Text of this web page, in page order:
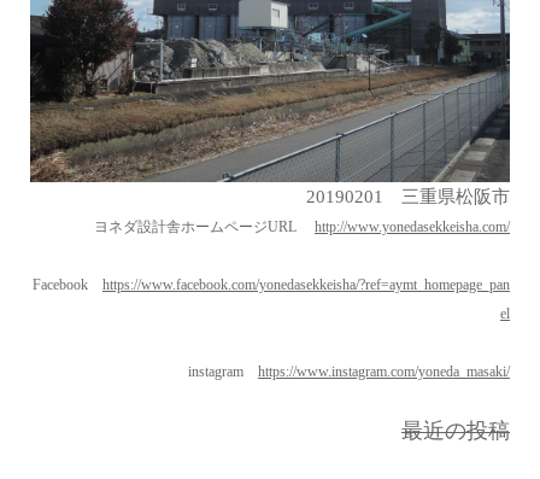
20190201 三重県松阪市
ヨネダ設計舎ホームページURL http://www.yonedasekkeisha.com/
Facebook https://www.facebook.com/yonedasekkeisha/?ref=aymt_homepage_pan
el
instagram https://www.instagram.com/yoneda_masaki/
最近の投稿